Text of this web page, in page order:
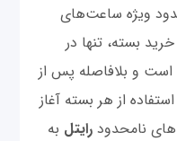
ویژه ساعت‌های
بسته، تنها در
فراهم است و بلافاصله پس از
از هر بسته آغاز
نامحدودرایتل به